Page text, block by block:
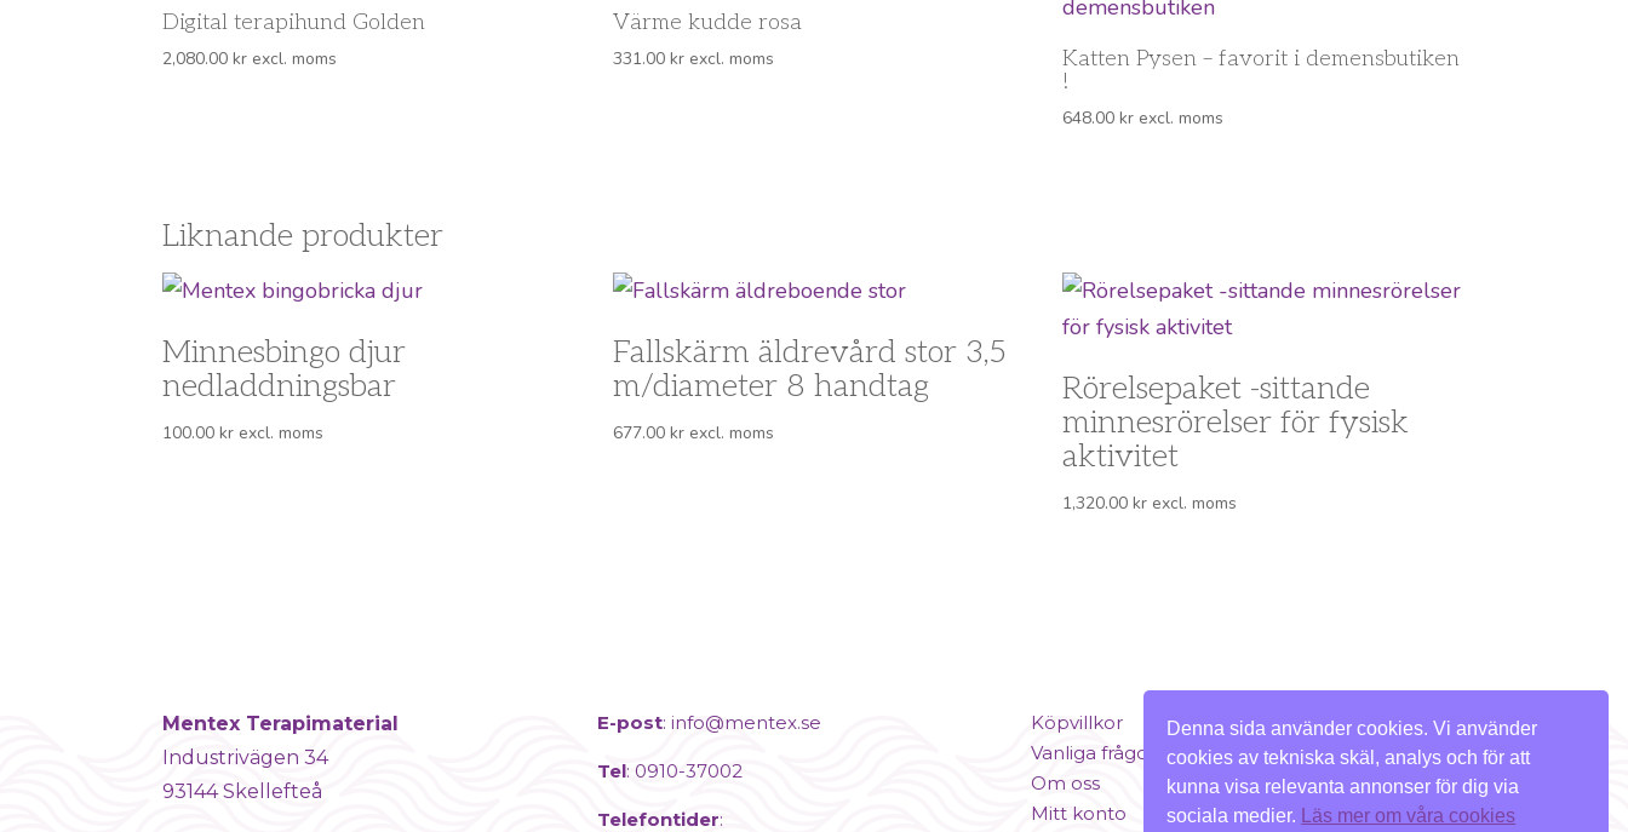
Digital terapihund Golden
2,080.00kr excl. moms
Värme kudde rosa
331.00 krexcl. moms
Katten Pysen – favorit i demensbutiken
!
648.00kr excl. moms
Liknande produkter
Minnesbingo djur
nedladdningsbar
100.00kr excl. moms
Fallskärm äldrevård stor 3,5
m/diameter 8 handtag
677.00 krexcl. moms
Rörelsepaket -sittande
minnesrörelser för fysisk
aktivitet
1,320.00kr excl. moms
Mentex Terapimaterial
Industrivägen 34
93144 Skellefteå
E-post: info@mentex.se
Tel: 0910-37002
Telefontider:
Köpvillkor
Vanliga frågor
Om oss
Mitt konto
Denna sida använder cookies. Vi använder
cookies av tekniska skäl, analys och för att
kunna visa relevanta annonser för dig via
sociala medier.
Läs mer om våra cookies